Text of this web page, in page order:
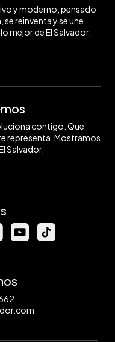
y moderno, pensado
reinventa y se une.
mejor de El Salvador.
contigo. Que
representa. Mostramos
Salvador.